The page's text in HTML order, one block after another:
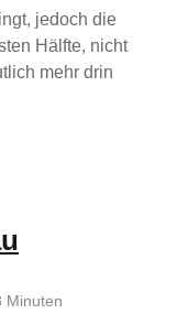
jedoch die
Hälfte, nicht
mehr drin
Minuten